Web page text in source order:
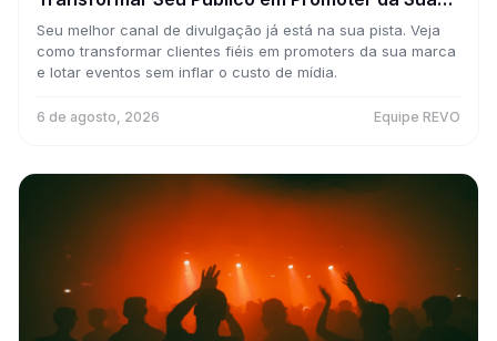
Marca (Sem Pagar Comissão)
Seu melhor canal de divulgação já está na sua pista. Veja
como transformar clientes fiéis em promoters da sua marca
e lotar eventos sem inflar o custo de mídia.
6 de agosto, 2026 Equipe REVO